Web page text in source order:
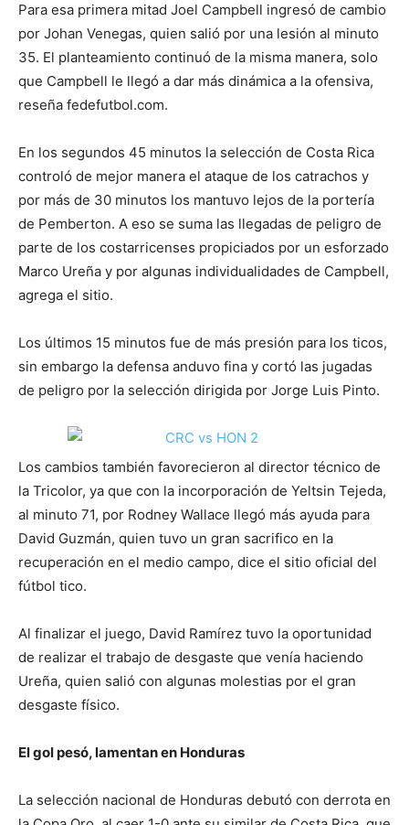
Para esa primera mitad Joel Campbell ingresó de cambio
por Johan Venegas, quien salió por una lesión al minuto
35. El planteamiento continuó de la misma manera, solo
que Campbell le llegó a dar más dinámica a la ofensiva,
reseña fedefutbol.com.
En los segundos 45 minutos la selección de Costa Rica
controló de mejor manera el ataque de los catrachos y
por más de 30 minutos los mantuvo lejos de la portería
de Pemberton. A eso se suma las llegadas de peligro de
parte de los costarricenses propiciados por un esforzado
Marco Ureña y por algunas individualidades de Campbell,
agrega el sitio.
Los últimos 15 minutos fue de más presión para los ticos,
sin embargo la defensa anduvo fina y cortó las jugadas
de peligro por la selección dirigida por Jorge Luis Pinto.
Los cambios también favorecieron al director técnico de
la Tricolor, ya que con la incorporación de Yeltsin Tejeda,
al minuto 71, por Rodney Wallace llegó más ayuda para
David Guzmán, quien tuvo un gran sacrifico en la
recuperación en el medio campo, dice el sitio oficial del
fútbol tico.
Al finalizar el juego, David Ramírez tuvo la oportunidad
de realizar el trabajo de desgaste que venía haciendo
Ureña, quien salió con algunas molestias por el gran
desgaste físico.
El gol pesó, lamentan en Honduras
La selección nacional de Honduras debutó con derrota en